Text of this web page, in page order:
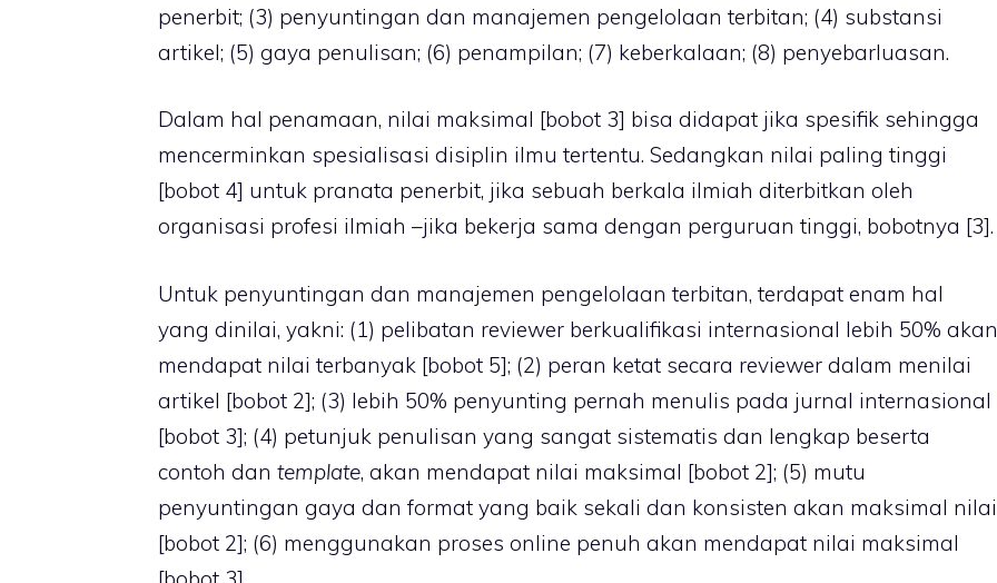
penerbit; (3) penyuntingan dan manajemen pengelolaan terbitan; (4) substansi
artikel; (5) gaya penulisan; (6) penampilan; (7) keberkalaan; (8) penyebarluasan.
Dalam hal penamaan, nilai maksimal [bobot 3] bisa didapat jika spesifik sehingga
mencerminkan spesialisasi disiplin ilmu tertentu. Sedangkan nilai paling tinggi
[bobot 4] untuk pranata penerbit, jika sebuah berkala ilmiah diterbitkan oleh
organisasi profesi ilmiah –jika bekerja sama dengan perguruan tinggi, bobotnya [3].
Untuk penyuntingan dan manajemen pengelolaan terbitan, terdapat enam hal
yang dinilai, yakni: (1) pelibatan reviewer berkualifikasi internasional lebih 50% akan
mendapat nilai terbanyak [bobot 5]; (2) peran ketat secara reviewer dalam menilai
artikel [bobot 2]; (3) lebih 50% penyunting pernah menulis pada jurnal internasional
[bobot 3]; (4) petunjuk penulisan yang sangat sistematis dan lengkap beserta
contoh dan template, akan mendapat nilai maksimal [bobot 2]; (5) mutu
penyuntingan gaya dan format yang baik sekali dan konsisten akan maksimal nilai
[bobot 2]; (6) menggunakan proses online penuh akan mendapat nilai maksimal